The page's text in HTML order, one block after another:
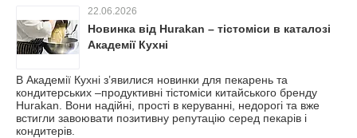
22.06.2026
Новинка від Hurakan – тістоміси в каталозі
Академії Кухні
В Академії Кухні з’явилися новинки для пекарень та
кондитерських –продуктивні тістоміси китайського бренду
Hurakan. Вони надійні, прості в керуванні, недорогі та вже
встигли завоювати позитивну репутацію серед пекарів і
кондитерів.